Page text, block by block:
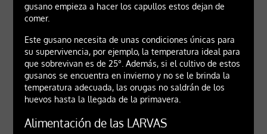
gusano empieza a hacer los capullos estos dejan de
comer.
Este gusano necesita de unas condiciones únicas para
su supervivencia, por ejemplo, la temperatura ideal para
que sobrevivan es de 25°. Además, si el cultivo de estos
gusanos se encuentra en invierno y no se le brinda la
temperatura adecuada, las orugas no saldrán de los
huevos hasta la llegada de la primavera.
Alimentación de las LARVAS